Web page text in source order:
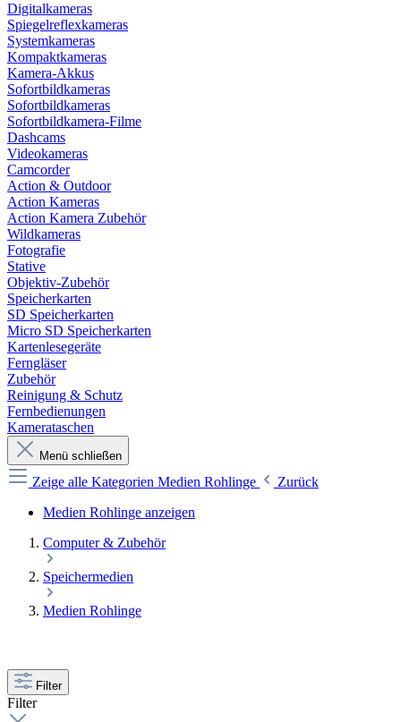
Digitalkameras
Spiegelreflexkameras
Systemkameras
Kompaktkameras
Kamera-Akkus
Sofortbildkameras
Sofortbildkameras
Sofortbildkamera-Filme
Dashcams
Videokameras
Camcorder
Action & Outdoor
Action Kameras
Action Kamera Zubehör
Wildkameras
Fotografie
Stative
Objektiv-Zubehör
Speicherkarten
SD Speicherkarten
Micro SD Speicherkarten
Kartenlesegeräte
Ferngläser
Zubehör
Reinigung & Schutz
Fernbedienungen
Kamerataschen
Menü schließen
Zeige alle Kategorien Medien Rohlinge
Zurück
Medien Rohlinge anzeigen
Computer & Zubehör
Speichermedien
Medien Rohlinge
Filter
Filter